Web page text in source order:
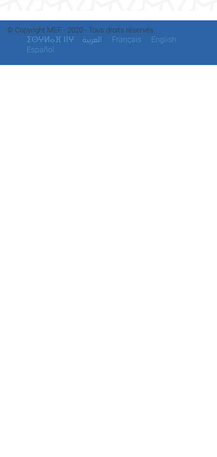
© Copyright MEF - 2020 - Tous droits réservés
ⵉⵙⵖⵍⴰⴼ ⵏⵏⵖ العربية Français
English
Español